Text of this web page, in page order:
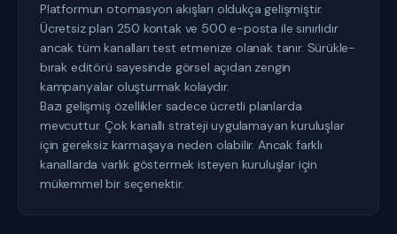
Platformun otomasyon akışları oldukça gelişmiştir.
Ücretsiz plan 250 kontak ve 500 e-posta ile sınırlıdır
ancak tüm kanalları test etmenize olanak tanır. Sürükle-
bırak editörü sayesinde görsel açıdan zengin
kampanyalar oluşturmak kolaydır.
Bazı gelişmiş özellikler sadece ücretli planlarda
mevcuttur. Çok kanallı strateji uygulamayan kuruluşlar
için gereksiz karmaşaya neden olabilir. Ancak farklı
kanallarda varlık göstermek isteyen kuruluşlar için
mükemmel bir seçenektir.